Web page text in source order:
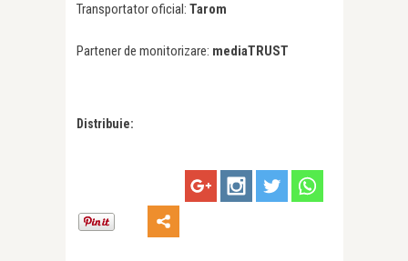
Transportator oficial: Tarom
Partener de monitorizare: mediaTRUST
Distribuie: